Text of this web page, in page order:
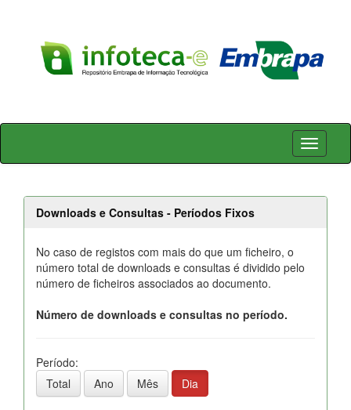
Skip
Downloads e Consultas - Períodos Fixos
No caso de registos com mais do que um ficheiro, o
número total de downloads e consultas é dividido pelo
número de ficheiros associados ao documento.
Número de downloads e consultas no período.
Período:
Total
Ano Mês Dia